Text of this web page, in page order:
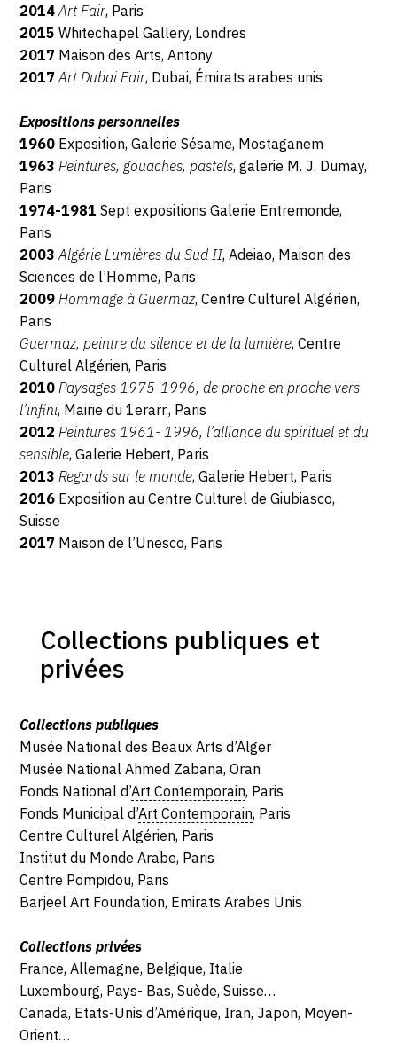
2014Art Fair, Paris
2015Whitechapel Gallery, Londres
2017 Maison des Arts, Antony
2017Art Dubai Fair, Dubai, Émirats arabes unis
Expositions personnelles
1960 Exposition, Galerie Sésame, Mostaganem
1963 Peintures, gouaches, pastels, galerie M. J. Dumay,
Paris
1974-1981Sept expositions Galerie Entremonde,
Paris
2003Algérie Lumières du Sud II, Adeiao, Maison des
Sciences de l’Homme, Paris
2009 Hommage à Guermaz, Centre Culturel Algérien,
Paris
Guermaz, peintre du silence et de la lumière, Centre
Culturel Algérien, Paris
2010 Paysages 1975-1996, de proche en proche vers
l’infini, Mairie du 1erarr., Paris
2012 Peintures 1961- 1996, l’alliance du spirituel et du
sensible, Galerie Hebert, Paris
2013 Regards sur le monde, Galerie Hebert, Paris
2016 Exposition au Centre Culturel de Giubiasco,
Suisse
2017 Maison de l’Unesco, Paris
Collections publiques et
privées
Collections publiques
Musée National des Beaux Arts d’Alger
Musée National Ahmed Zabana, Oran
Fonds National d’Art Contemporain, Paris
Fonds Municipal d’Art Contemporain, Paris
Centre Culturel Algérien, Paris
Institut du Monde Arabe, Paris
Centre Pompidou, Paris
Barjeel Art Foundation, Emirats Arabes Unis
Collections privées
France, Allemagne, Belgique, Italie
Luxembourg, Pays- Bas, Suède, Suisse…
Canada, Etats-Unis d’Amérique, Iran, Japon, Moyen-
Orient…